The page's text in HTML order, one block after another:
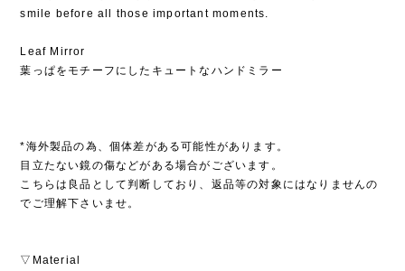
smile before all those important moments.
Leaf Mirror
葉っぱをモチーフにしたキュートなハンドミラー
*海外製品の為、個体差がある可能性があります。
目立たない鏡の傷などがある場合がございます。
こちらは良品として判断しており、返品等の対象にはなりませんの
でご理解下さいませ。
▽Material